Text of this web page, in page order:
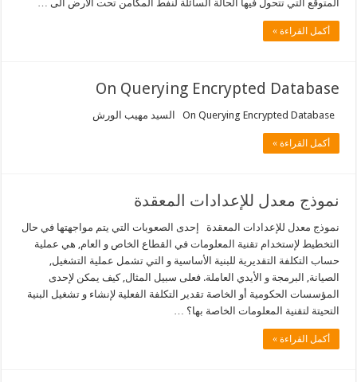
المتوقع التي تتحول فيها الحالة السائلة لنفط المكامن تحت الأرض الى …
أكمل القراءة »
On Querying Encrypted Database
On Querying Encrypted Database السيد مهيب الورش
أكمل القراءة »
نموذج معدل للإعدادات المعقدة
نموذج معدل للإعدادات المعقدة إحدى الصعوبات التي يتم مواجهتها في حال
التخطيط لإستخدام تقنية المعلومات في القطاع الخاص و العام, هي عملية
حساب التكلفة التقديرية للبنية الأساسية و التي تشمل عملية التشغيل,
الصيانة, البرمجة و الأيدي العاملة. فعلى سبيل المثال, كيف يمكن لإحدى
المؤسسات الحكومية أو الخاصة تقدير التكلفة الفعلية لإنشاء و تشغيل البنية
التحيتة لتقنية المعلومات الخاصة بها؟ …
أكمل القراءة »